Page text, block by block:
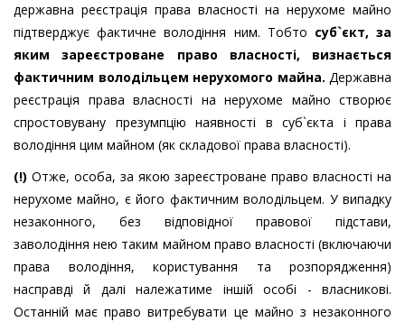
державна реєстрація права власності на нерухоме майно
підтверджує фактичне володіння ним. Тобто суб`єкт, за
яким зареєстроване право власності, визнається
фактичним володільцем нерухомого майна. Державна
реєстрація права власності на нерухоме майно створює
спростовувану презумпцію наявності в суб`єкта і права
володіння цим майном (як складової права власності).
(!) Отже, особа, за якою зареєстроване право власності на
нерухоме майно, є його фактичним володільцем. У випадку
незаконного, без відповідної правової підстави,
заволодіння нею таким майном право власності (включаючи
права володіння, користування та розпорядження)
насправді й далі належатиме іншій особі - власникові.
Останній має право витребувати це майно з незаконного